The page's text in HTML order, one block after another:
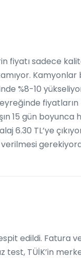
fiyatı sadece
Kamyonlar
%8-10
fiyatların
15 gün boyunca
6.30 TL’ye
verilmesi
edildi. Fatura
test, TÜİK’in